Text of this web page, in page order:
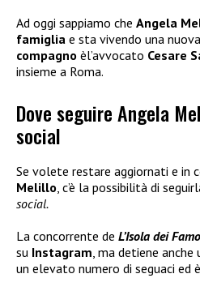
Ad oggi sappiamo che Angela
famiglia e sta vivendo una
compagno èl’avvocato Cesare
insieme a Roma.
Dove seguire Angela
social
Se volete restare aggiornati e in
Melillo , c’è la possibilità di
social.
La concorrente de L’Isola dei
su Instagram , ma detiene anche
un elevato numero di seguaci ed